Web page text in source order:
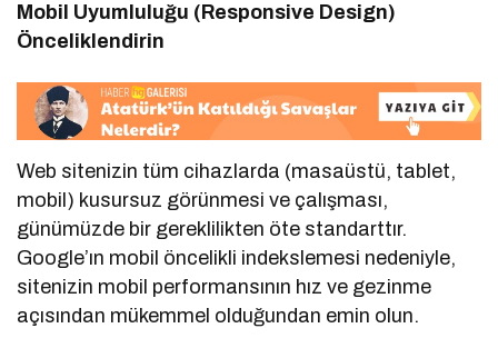
Mobil Uyumluluğu (Responsive Design)
Önceliklendirin
Web sitenizin tüm cihazlarda (masaüstü, tablet,
mobil) kusursuz görünmesi ve çalışması,
günümüzde bir gereklilikten öte standarttır.
Google’ın mobil öncelikli indekslemesi nedeniyle,
sitenizin mobil performansının hız ve gezinme
açısından mükemmel olduğundan emin olun.